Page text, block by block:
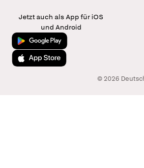
Jetzt auch als App für iOS
und Android
Jetzt bei Google Play
Laden im App Store
© 2026